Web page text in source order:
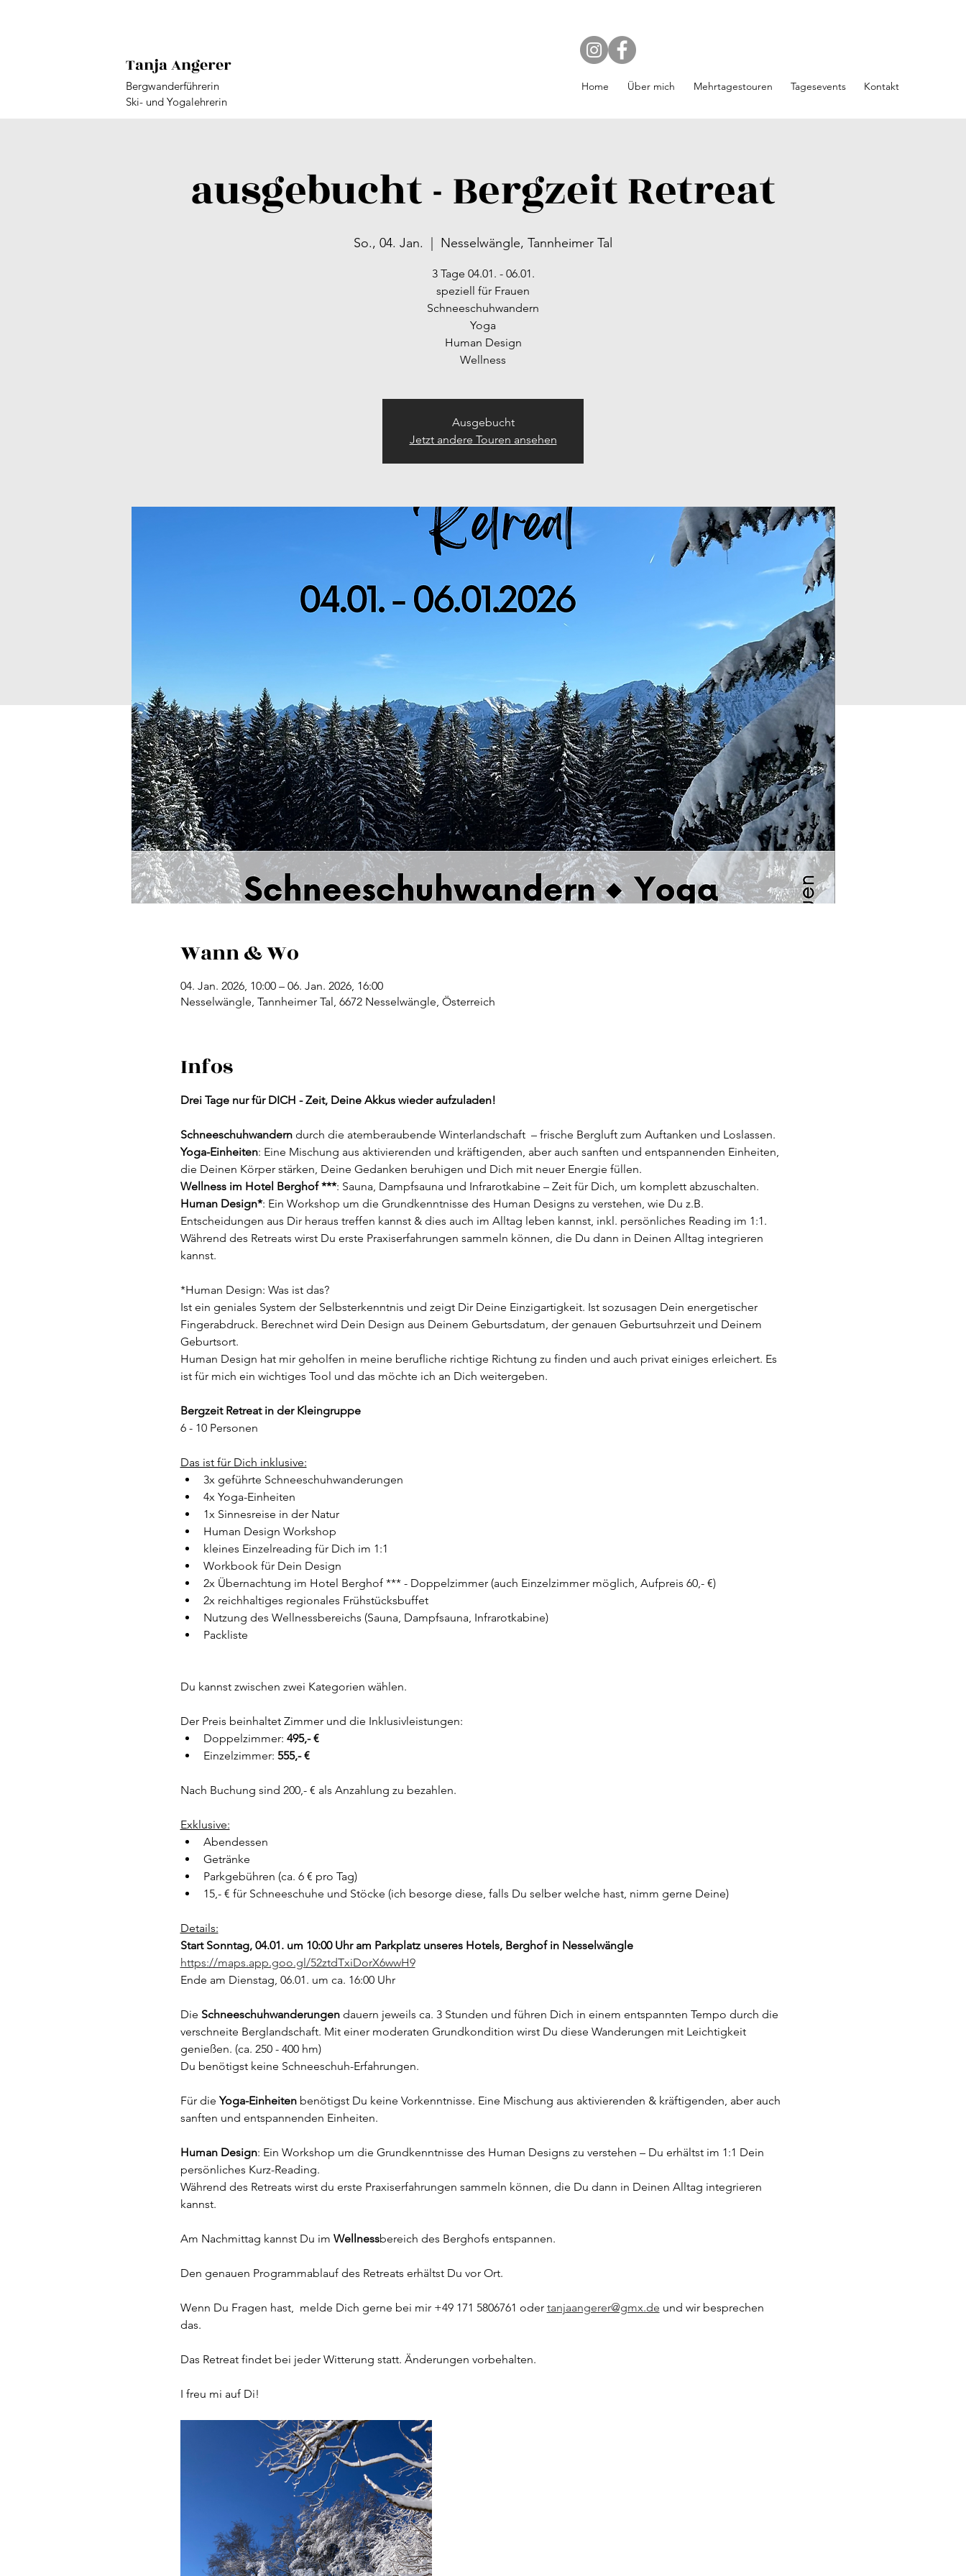
Tanja Angerer
Bergwanderführerin
Ski- und Yogalehrerin
Home Über mich Mehrtagestouren Tagesevents Kontakt
ausgebucht - Bergzeit Retreat
So., 04. Jan. Nesselwängle, Tannheimer Tal
3 Tage 04.01. - 06.01.
speziell für Frauen
Schneeschuhwandern
Yoga
Human Design
Wellness
Ausgebucht
Jetzt andere Touren ansehen
Wann & Wo
04. Jan. 2026, 10:00 – 06. Jan. 2026, 16:00
Nesselwängle, Tannheimer Tal, 6672 Nesselwängle, Österreich
Infos
Drei Tage nur für DICH - Zeit, Deine Akkus wieder aufzuladen!
Schneeschuhwandern durch die atemberaubende Winterlandschaft  – frische Bergluft zum Auftanken und Loslassen.
Yoga-Einheiten: Eine Mischung aus aktivierenden und kräftigenden, aber auch sanften und entspannenden Einheiten,
die Deinen Körper stärken, Deine Gedanken beruhigen und Dich mit neuer Energie füllen.
Wellness im Hotel Berghof ***: Sauna, Dampfsauna und Infrarotkabine – Zeit für Dich, um komplett abzuschalten.
Human Design*: Ein Workshop um die Grundkenntnisse des Human Designs zu verstehen, wie Du z.B.
Entscheidungen aus Dir heraus treffen kannst & dies auch im Alltag leben kannst, inkl. persönliches Reading im 1:1.
Während des Retreats wirst Du erste Praxiserfahrungen sammeln können, die Du dann in Deinen Alltag integrieren
kannst.
*Human Design: Was ist das?
Ist ein geniales System der Selbsterkenntnis und zeigt Dir Deine Einzigartigkeit. Ist sozusagen Dein energetischer
Fingerabdruck. Berechnet wird Dein Design aus Deinem Geburtsdatum, der genauen Geburtsuhrzeit und Deinem
Geburtsort.
Human Design hat mir geholfen in meine berufliche richtige Richtung zu finden und auch privat einiges erleichert. Es
ist für mich ein wichtiges Tool und das möchte ich an Dich weitergeben.
Bergzeit Retreat in der Kleingruppe
6 - 10 Personen
Das ist für Dich inklusive:
3x geführte Schneeschuhwanderungen
4x Yoga-Einheiten
1x Sinnesreise in der Natur
Human Design Workshop
kleines Einzelreading für Dich im 1:1
Workbook für Dein Design
2x Übernachtung im Hotel Berghof *** - Doppelzimmer (auch Einzelzimmer möglich, Aufpreis 60,- €)
2x reichhaltiges regionales Frühstücksbuffet
Nutzung des Wellnessbereichs (Sauna, Dampfsauna, Infrarotkabine)
Packliste
Du kannst zwischen zwei Kategorien wählen.
Der Preis beinhaltet Zimmer und die Inklusivleistungen:
Doppelzimmer: 495,- €
Einzelzimmer: 555,- €
Nach Buchung sind 200,- € als Anzahlung zu bezahlen.
Exklusive:
Abendessen
Getränke
Parkgebühren (ca. 6 € pro Tag)
15,- € für Schneeschuhe und Stöcke (ich besorge diese, falls Du selber welche hast, nimm gerne Deine)
Details:
Start Sonntag, 04.01. um 10:00 Uhr am Parkplatz unseres Hotels, Berghof in Nesselwängle
https://maps.app.goo.gl/52ztdTxiDorX6wwH9
Ende am Dienstag, 06.01. um ca. 16:00 Uhr
Die Schneeschuhwanderungen dauern jeweils ca. 3 Stunden und führen Dich in einem entspannten Tempo durch die
verschneite Berglandschaft. Mit einer moderaten Grundkondition wirst Du diese Wanderungen mit Leichtigkeit
genießen. (ca. 250 - 400 hm)
Du benötigst keine Schneeschuh-Erfahrungen.
Für die Yoga-Einheiten benötigst Du keine Vorkenntnisse. Eine Mischung aus aktivierenden & kräftigenden, aber auch
sanften und entspannenden Einheiten.
Human Design: Ein Workshop um die Grundkenntnisse des Human Designs zu verstehen – Du erhältst im 1:1 Dein
persönliches Kurz-Reading.
Während des Retreats wirst du erste Praxiserfahrungen sammeln können, die Du dann in Deinen Alltag integrieren
kannst.
Am Nachmittag kannst Du im Wellnessbereich des Berghofs entspannen.
Den genauen Programmablauf des Retreats erhältst Du vor Ort.
Wenn Du Fragen hast,  melde Dich gerne bei mir +49 171 5806761 oder tanjaangerer@gmx.de und wir besprechen
das.
Das Retreat findet bei jeder Witterung statt. Änderungen vorbehalten.
I freu mi auf Di!